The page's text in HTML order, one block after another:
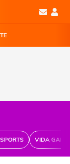
VIDA